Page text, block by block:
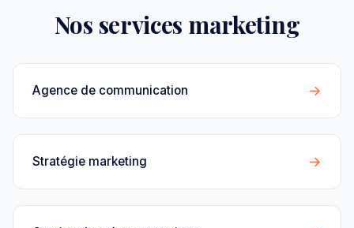
Nos services marketing
Agence de communication →
Stratégie marketing →